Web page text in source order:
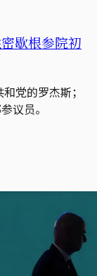
歇根参院初
党的罗杰斯；
议员。